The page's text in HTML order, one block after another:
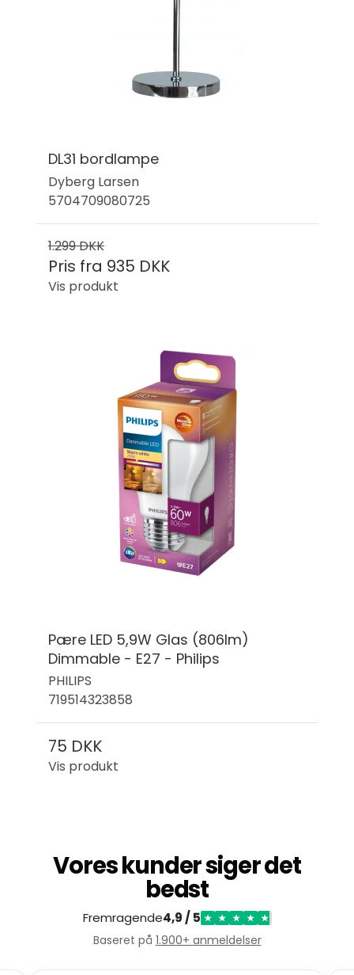
DL31 bordlampe
Dyberg Larsen
5704709080725
1.299 DKK
Pris fra 935 DKK
Vis produkt
Pære LED 5,9W Glas (806lm)
Dimmable - E27 - Philips
PHILIPS
719514323858
75 DKK
Vis produkt
Vores kunder siger det
bedst
Fremragende4,9 / 5 ★ ★ ★ ★ ★
Baseret på 1.900+ anmeldelser